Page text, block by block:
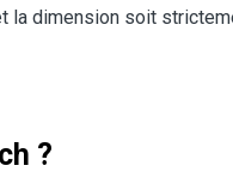
la dimension soit
?